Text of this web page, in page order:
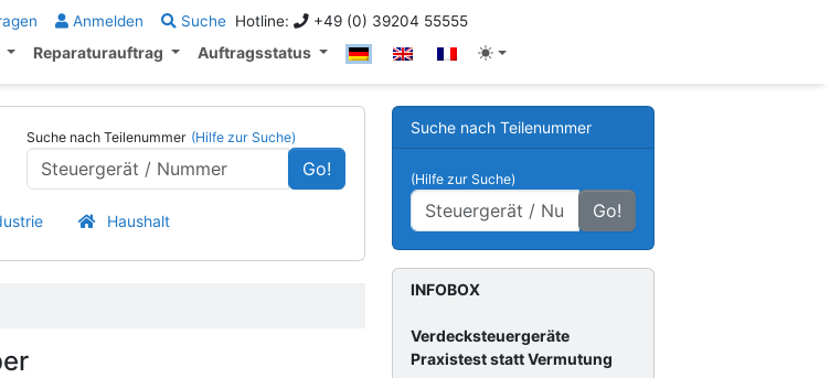
Anmelden Suche Hotline: +49 (0) 39204 55555
Reparaturauftrag Auftragsstatus
Suche nach Teilenummer (Hilfe zur Suche)
Go!
Haushalt
Suche nach Teilenummer
(Hilfe zur Suche)
Go!
INFOBOX
Verdecksteuergeräte
Praxistest statt Vermutung